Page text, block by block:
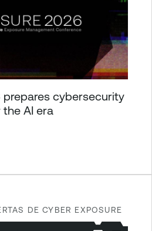
prepares cybersecurity
AI era
DE CYBER EXPOSURE